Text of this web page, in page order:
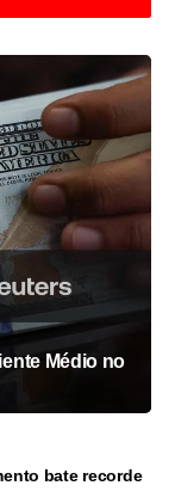
Médio no
bate recorde